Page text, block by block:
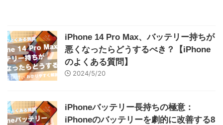
iPhone 14 Pro Max、バッテリー持ちが
悪くなったらどうするべき？【iPhone
のよくある質問】
2024/5/20
iPhoneバッテリー長持ちの極意：
iPhoneのバッテリーを劇的に改善する8